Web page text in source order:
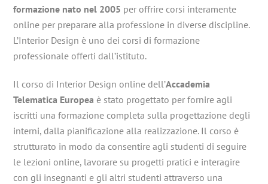
formazione nato nel 2005 per offrire corsi interamente
online per preparare alla professione in diverse discipline.
L’Interior Design è uno dei corsi di formazione
professionale offerti dall’istituto.
Il corso di Interior Design online dell’Accademia
Telematica Europea è stato progettato per fornire agli
iscritti una formazione completa sulla progettazione degli
interni, dalla pianificazione alla realizzazione. Il corso è
strutturato in modo da consentire agli studenti di seguire
le lezioni online, lavorare su progetti pratici e interagire
con gli insegnanti e gli altri studenti attraverso una